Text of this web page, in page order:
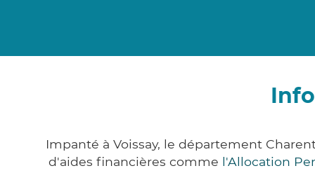
Impanté à Voissay, le département
d'aides financières comme l'Allocation